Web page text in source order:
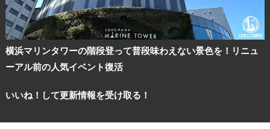
横浜マリンタワーの階段登って普段味わえない景色を！リニュ
ーアル前の人気イベント復活
いいね！して更新情報を受け取る！